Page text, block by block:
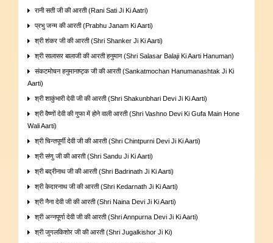
रानी सती जी की आरती (Rani Sati Ji Ki Aatri)
प्रभु जन्म की आरती (Prabhu Janam Ki Aarti)
श्री शंकर जी की आरती (Shri Shanker Ji Ki Aarti)
श्री सालासर बालाजी की आरती हनुमान (Shri Salasar Balaji Ki Aarti Hanuman)
संकटमोचन हनुमानाष्ट्क जी की आरती (Sankatmochan Hanumanashtak Ji Ki
Aarti)
श्री शाकुंभारी देवी जी की आरती (Shri Shakunbhari Devi Ji Ki Aarti)
श्री वैष्णों देवी की गुफा में होने वाली आरती (Shri Vashno Devi Ki Gufa Main Hone
Wali Aarti)
श्री चिन्तपूर्णी देवी जी की आरती (Shri Chintpurni Devi Ji Ki Aarti)
श्री संणु जी की आरती (Shri Sandu Ji Ki Aarti)
श्री बद्रीनाथ जी की आरती (Shri Badrinath Ji Ki Aarti)
श्री केदारनाथ जी की आरती (Shri Kedarnath Ji Ki Aarti)
श्री नैना देवी जी की आरती (Shri Naina Devi Ji Ki Aarti)
श्री अन्नपूर्णा देवी जी की आरती (Shri Annpurna Devi Ji Ki Aarti)
श्री जुगलकिशोर जी की आरती (Shri Jugalkishor Ji Ki)